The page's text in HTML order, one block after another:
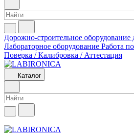
Дорожно-строительное оборудование
Лабораторное оборудование Работа
Поверка / Калибровка / Аттестация
Каталог